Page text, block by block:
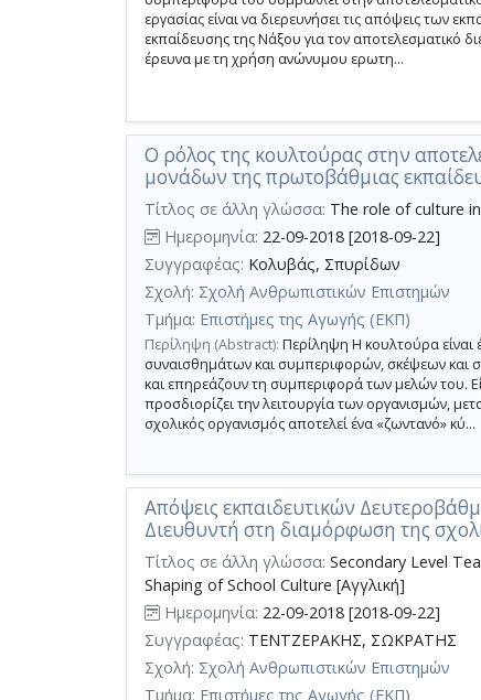
εργασίας είναι να διερευνήσει τις απόψεις των
εκπαίδευσης της Νάξου για τον αποτελεσματικό
έρευνα με τη χρήση ανώνυμου ερωτη...
Ο ρόλος της κουλτούρας στην
μονάδων της πρωτοβάθμιας
Τίτλος σε άλλη γλώσσα: The role of culture
Ημερομηνία: 22-09-2018 [2018-09-22]
Συγγραφέας: Κολυβάς, Σπυρίδων
Σχολή: Σχολή Ανθρωπιστικών Επιστημών
Τμήμα: Επιστήμες της Αγωγής (ΕΚΠ)
Περίληψη (Abstract): Περίληψη Η κουλτούρα
συναισθημάτων και συμπεριφορών, σκέψεων και
και επηρεάζουν τη συμπεριφορά των μελών του.
προσδιορίζει την λειτουργία των οργανισμών,
σχολικός οργανισμός αποτελεί ένα «ζωντανό» κύ...
Απόψεις εκπαιδευτικών
Διευθυντή στη διαμόρφωση της
Τίτλος σε άλλη γλώσσα: Secondary Level
Shaping of School Culture [Αγγλική]
Ημερομηνία: 22-09-2018 [2018-09-22]
Συγγραφέας: ΤΕΝΤΖΕΡΑΚΗΣ, ΣΩΚΡΑΤΗΣ
Σχολή: Σχολή Ανθρωπιστικών Επιστημών
Τμήμα: Επιστήμες της Αγωγής (ΕΚΠ)